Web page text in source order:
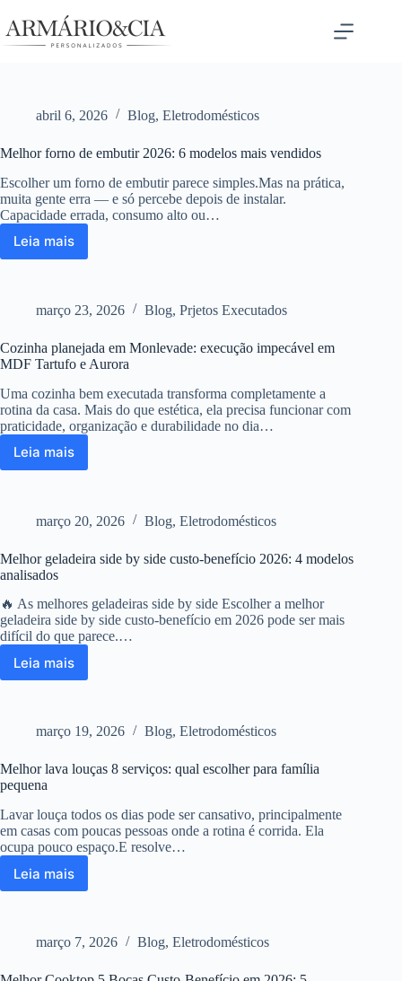
para
o
abril 6, 2026 Blog, Eletrodomésticos
Melhor forno de embutir 2026: 6 modelos mais vendidos
Escolher um forno de embutir parece simples.Mas na prática,
muita gente erra — e só percebe depois de instalar.
Capacidade errada, consumo alto ou…
Leia mais
Melhor
2026:
modelos
mais
vendidos
março 23, 2026 Blog, Prjetos Executados
Cozinha planejada em Monlevade: execução impecável em
MDF Tartufo e Aurora
Uma cozinha bem executada transforma completamente a
rotina da casa. Mais do que estética, ela precisa funcionar com
praticidade, organização e durabilidade no dia…
Leia mais
Cozinha
planejada
execução
em
MDF
Tartufo
e
Aurora
março 20, 2026 Blog, Eletrodomésticos
Melhor geladeira side by side custo-benefício 2026: 4 modelos
analisados
🔥 As melhores geladeiras side by side Escolher a melhor
geladeira side by side custo-benefício em 2026 pode ser mais
difícil do que parece.…
Leia mais
Melhor
side
benefício
2026:
modelos
analisados
março 19, 2026 Blog, Eletrodomésticos
Melhor lava louças 8 serviços: qual escolher para família
pequena
Lavar louça todos os dias pode ser cansativo, principalmente
em casas com poucas pessoas onde a rotina é corrida. Ela
ocupa pouco espaço.E resolve…
Leia mais
Melhor
serviços:
março 7, 2026 Blog, Eletrodomésticos